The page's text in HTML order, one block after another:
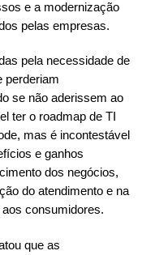
e a modernização
pelas empresas.
pela necessidade de
perderiam
se não aderissem ao
ter o roadmap de TI
mas é incontestável
e ganhos
dos negócios,
do atendimento e na
consumidores.
que as